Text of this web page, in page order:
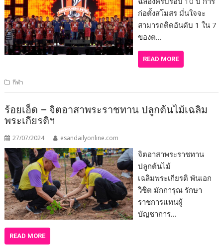
ก่อตั้งสโมสร มั่นใจจะ
สามารถติดอันดับ 1 ใน 7
ของต…
READ MORE
กีฬา
ร้อยเอ็ด – จิตอาสาพระราชทาน ปลูกต้นไม้เฉลิม
พระเกียรติฯ
27/07/2024 esandailyonline.com
จิตอาสาพระราชทาน
ปลูกต้นไม้
เฉลิมพระเกียรติ พันเอก
วิชิต มักการุณ รักษา
ราชการแทนผู้
บัญชาการ…
READ MORE